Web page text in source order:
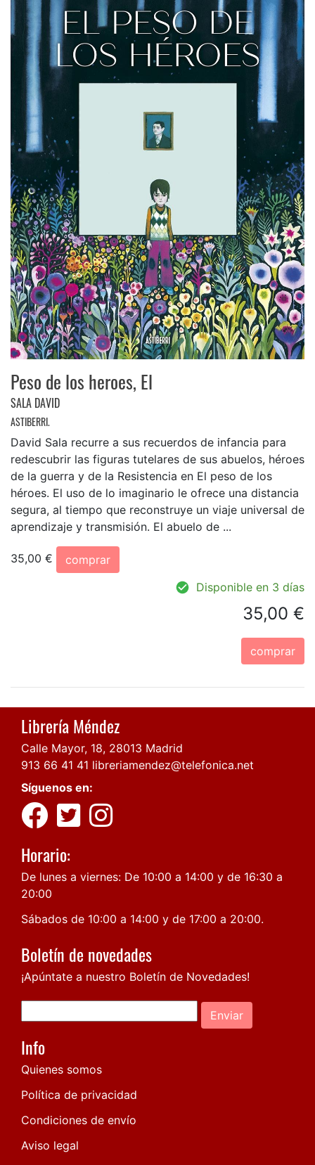
Peso de los heroes, El
SALA DAVID
ASTIBERRI.
David Sala recurre a sus recuerdos de infancia para
redescubrir las figuras tutelares de sus abuelos, héroes
de la guerra y de la Resistencia en El peso de los
héroes. El uso de lo imaginario le ofrece una distancia
segura, al tiempo que reconstruye un viaje universal de
aprendizaje y transmisión. El abuelo de ...
35,00 €
comprar
Disponible en 3 días
35,00 €
comprar
Librería Méndez
Calle Mayor, 18, 28013 Madrid
913 66 41 41 libreriamendez@telefonica.net
Síguenos en:
Horario:
De lunes a viernes: De 10:00 a 14:00 y de 16:30 a
20:00
Sábados de 10:00 a 14:00 y de 17:00 a 20:00.
Boletín de novedades
¡Apúntate a nuestro Boletín de Novedades!
Enviar
Info
Quienes somos
Política de privacidad
Condiciones de envío
Aviso legal